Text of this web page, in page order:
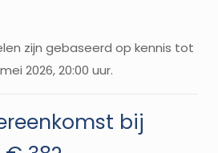
zijn gebaseerd op kennis tot
2026, 20:00 uur.
bij